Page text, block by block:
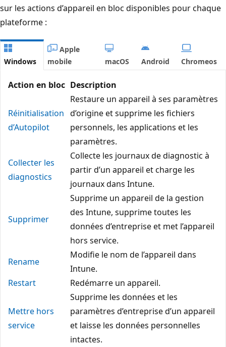
sur les actions d’appareil en bloc disponibles pour chaque
plateforme :
Windows
Apple
mobile
macOS Android Chromeos
Action en bloc Description
Réinitialisation
d’Autopilot
Restaure un appareil à ses paramètres
d’origine et supprime les fichiers
personnels, les applications et les
paramètres.
Collecter les
diagnostics
Collecte les journaux de diagnostic à
partir d’un appareil et charge les
journaux dans Intune.
Supprimer
Supprime un appareil de la gestion
des Intune, supprime toutes les
données d’entreprise et met l’appareil
hors service.
Rename
Modifie le nom de l’appareil dans
Intune.
Restart
Redémarre un appareil.
Mettre hors
service
Supprime les données et les
paramètres d’entreprise d’un appareil
et laisse les données personnelles
intactes.